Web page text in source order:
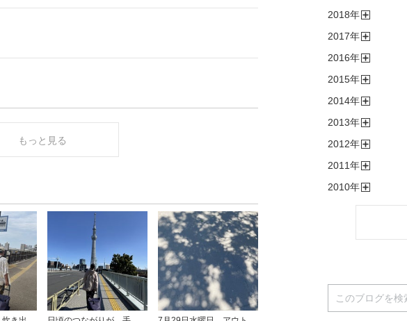
もっと見る
2018年
2017年
2016年
2015年
2014年
2013年
2012年
2011年
2010年
く